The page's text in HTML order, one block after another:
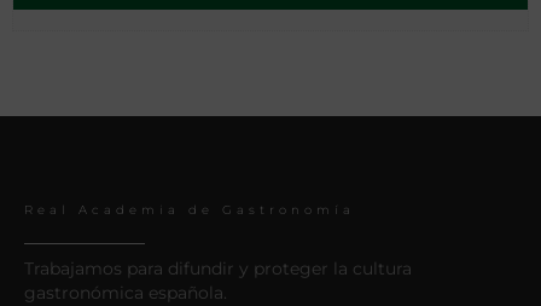
Real Academia de Gastronomía
Trabajamos para difundir y proteger la cultura
gastronómica española.